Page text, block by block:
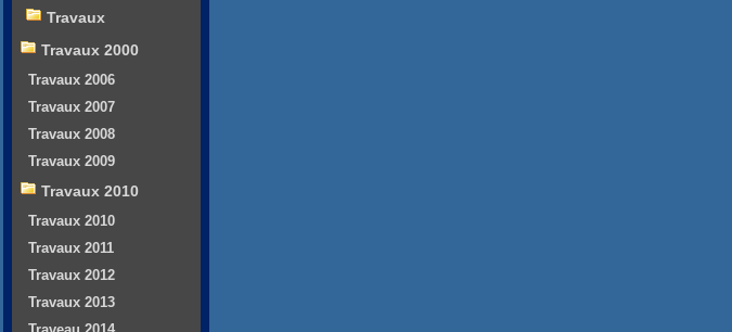
Travaux
Travaux 2000
Travaux 2006
Travaux 2007
Travaux 2008
Travaux 2009
Travaux 2010
Travaux 2010
Travaux 2011
Travaux 2012
Travaux 2013